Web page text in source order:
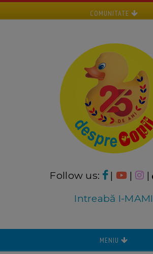
COMUNITATE
Follow us: | | |
Intreabă I-MAMI
MENIU